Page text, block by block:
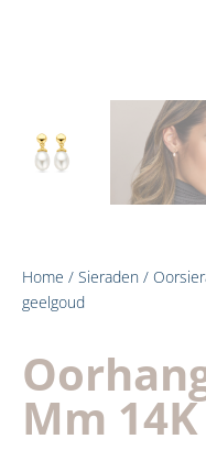
Home / Sieraden /
geelgoud
Mm